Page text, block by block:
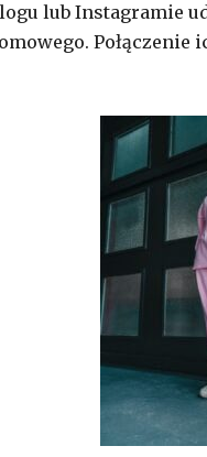
lub Instagramie